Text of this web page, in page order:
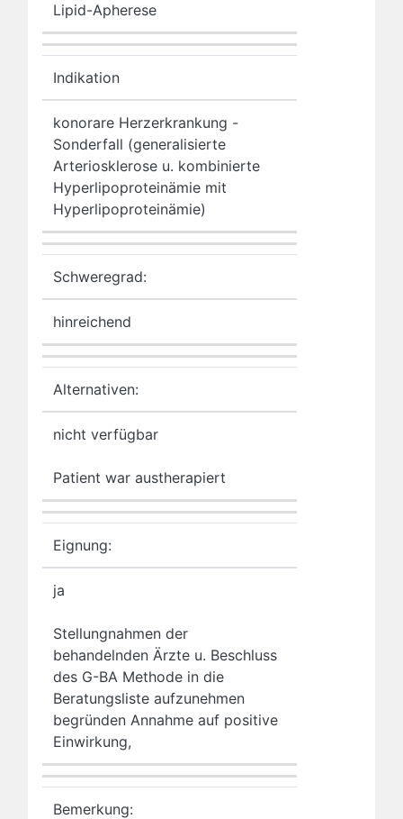
Lipid-Apherese
Indikation
konorare Herzerkrankung -
Sonderfall (generalisierte
Arteriosklerose u. kombinierte
Hyperlipoproteinämie mit
Hyperlipoproteinämie)
Schweregrad:
hinreichend
Alternativen:
nicht verfügbar
Patient war austherapiert
Eignung:
ja
Stellungnahmen der
behandelnden Ärzte u. Beschluss
des G-BA Methode in die
Beratungsliste aufzunehmen
begründen Annahme auf positive
Einwirkung,
Bemerkung: